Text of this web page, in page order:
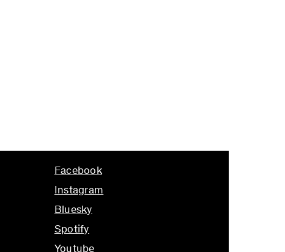
Facebook
Instagram
Bluesky
Spotify
Youtube